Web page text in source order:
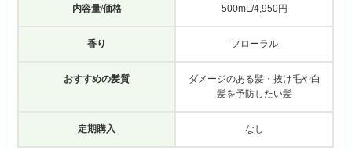
内容量/価格 500mL/4,950円
香り フローラル
おすすめの髪質
ダメージのある髪・抜け毛や白
髪を予防したい髪
定期購入 なし